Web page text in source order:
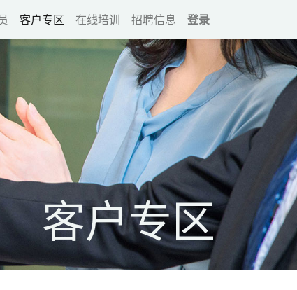
客户专区 在线培训 招聘信息 登录
客户专区